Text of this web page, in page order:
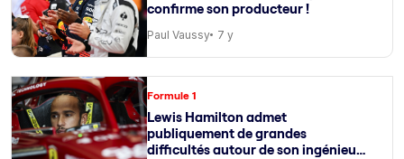
confirme son producteur !
Paul Vaussy 7 y
Formule 1
Lewis Hamilton admet
publiquement de grandes
difficultés autour de son ingénieur